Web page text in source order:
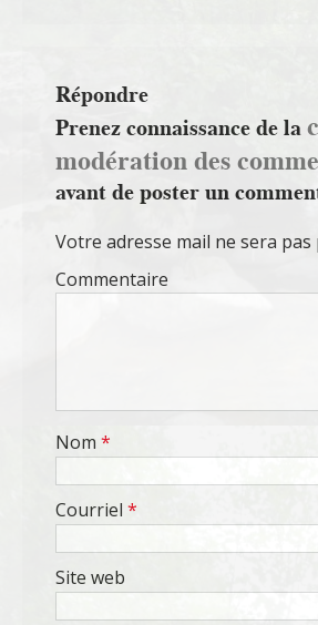
Répondre
Prenez connaissance de la
modération des
avant de poster un
Votre adresse mail ne sera pas
Commentaire
Nom *
Courriel *
Site web